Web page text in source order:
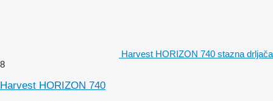
Harvest HORIZON 740 stazna drljača
8
Harvest HORIZON 740